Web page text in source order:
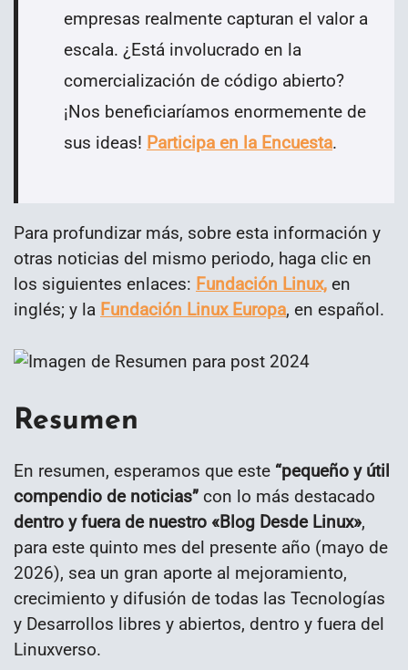
empresas realmente capturan el valor a
escala. ¿Está involucrado en la
comercialización de código abierto?
¡Nos beneficiaríamos enormemente de
sus ideas! Participa en la Encuesta.
Para profundizar más, sobre esta información y
otras noticias del mismo periodo, haga clic en
los siguientes enlaces: Fundación Linux, en
inglés; y la Fundación Linux Europa, en español.
Resumen
En resumen, esperamos que este “pequeño y útil
compendio de noticias” con lo más destacado
dentro y fuera de nuestro «Blog Desde Linux»,
para este quinto mes del presente año (mayo de
2026), sea un gran aporte al mejoramiento,
crecimiento y difusión de todas las Tecnologías
y Desarrollos libres y abiertos, dentro y fuera del
Linuxverso.